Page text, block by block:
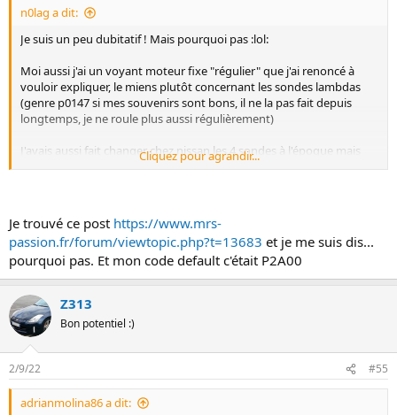
n0lag a dit:
Je suis un peu dubitatif ! Mais pourquoi pas :lol:
Moi aussi j'ai un voyant moteur fixe "régulier" que j'ai renoncé à
vouloir expliquer, le miens plutôt concernant les sondes lambdas
(genre p0147 si mes souvenirs sont bons, il ne la pas fait depuis
longtemps, je ne roule plus aussi régulièrement)
J'avais aussi fait changer chez nissan les 4 sondes à l'époque mais
sans amélioration, le voyant revenait, environ tout les 3000km, des
normal et j'y ai cru car ça le faisait aussi sur la nissan micra de prêt
du garage ainsi que sur le peugeot expert de mon entreprise
:GP78_je_sais_pas:
Je vais quand même jeter un oeil sur le bouchon. Tu peux donner les
sources ?
Cliquez pour agrandir...
Je trouvé ce post https://www.mrs-
passion.fr/forum/viewtopic.php?t=13683 et je me suis dis...
pourquoi pas. Et mon code default c'était P2A00
Z313
Bon potentiel :)
2/9/22 #55
adrianmolina86 a dit: